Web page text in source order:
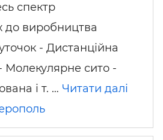
спектр
до виробництва
- Дистанційна
Молекулярне сито -
і т. … Читати далі